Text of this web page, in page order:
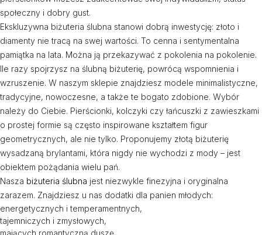
społeczny i dobry gust.
Ekskluzywna biżuteria ślubna stanowi dobrą inwestycję: złoto i
diamenty nie tracą na swej wartości. To cenna i sentymentalna
pamiątka na lata. Można ją przekazywać z pokolenia na pokolenie.
Ile razy spojrzysz na ślubną biżuterię, powrócą wspomnienia i
wzruszenie. W naszym sklepie znajdziesz modele minimalistyczne,
tradycyjne, nowoczesne, a także te bogato zdobione. Wybór
należy do Ciebie. Pierścionki, kolczyki czy łańcuszki z zawieszkami
o prostej formie są często inspirowane kształtem figur
geometrycznych, ale nie tylko. Proponujemy złotą biżuterię
wysadzaną brylantami, która nigdy nie wychodzi z mody – jest
obiektem pożądania wielu pań.
Nasza biżuteria ślubna jest niezwykle finezyjna i oryginalna
zarazem. Znajdziesz u nas dodatki dla panien młodych:
energetycznych i temperamentnych,
tajemniczych i zmysłowych,
mających romantyczną duszę,